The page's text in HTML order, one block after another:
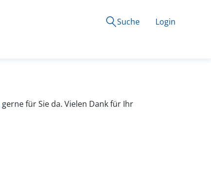
Suche
Login
gerne für Sie da. Vielen Dank für Ihr